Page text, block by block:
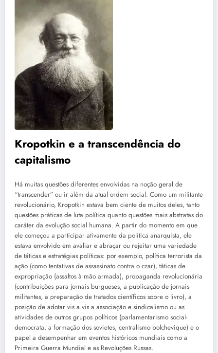
Kropotkin e a transcendência do
capitalismo
Há muitas questões diferentes envolvidas na noção geral de
“transcender” ou ir além da atual ordem social. Como um militante
revolucionário, Kropotkin estava bem ciente de muitos deles, tanto
questões práticas de luta política quanto questões mais abstratas do
caráter da evolução social humana. A partir do momento em que
ele começou a participar ativamente da política anarquista, ele
estava envolvido em avaliar e abraçar ou rejeitar uma variedade
de táticas e estratégias políticas: por exemplo, política terrorista da
ação (como tentativas de assassinato contra o czar), táticas de
expropriação (assaltos à mão armada), propaganda revolucionária
(contribuições para jornais burgueses, a publicação de jornais
militantes, a preparação de tratados científicos sobre o livro), a
posição de adotar vis a vis a associação e sindicalismo ou as
atividades de outros grupos políticos (parlamentarismo social-
democrata, a formação dos sovietes, centralismo bolchevique) e o
papel a desempenhar em eventos históricos mundiais como a
Primeira Guerra Mundial e as Revoluções Russas.